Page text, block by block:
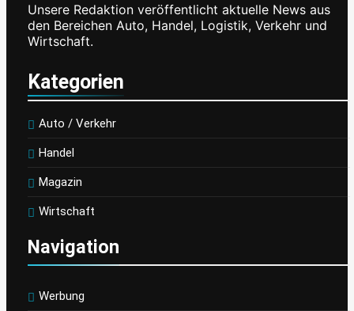
Unsere Redaktion veröffentlicht aktuelle News aus
den Bereichen Auto, Handel, Logistik, Verkehr und
Wirtschaft.
Kategorien
Auto / Verkehr
Handel
Magazin
Wirtschaft
Navigation
Werbung